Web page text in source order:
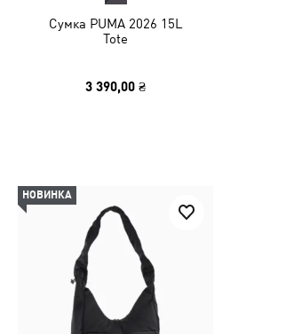
Сумка PUMA 2026 15L
Tote
3 390,00 ₴
НОВИНКА